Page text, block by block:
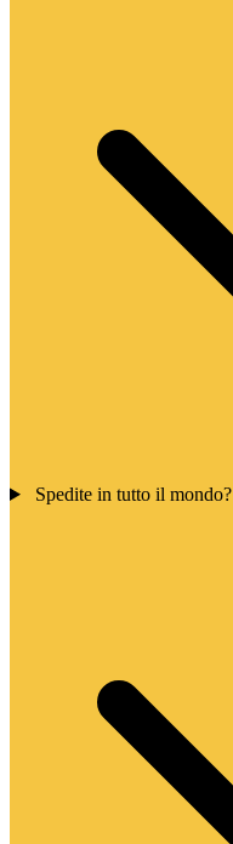
Spedite in tutto il mondo?